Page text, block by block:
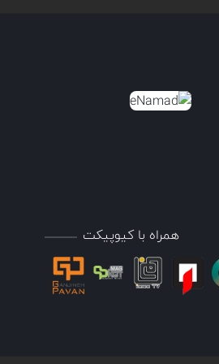
همراه با کیوپیکت